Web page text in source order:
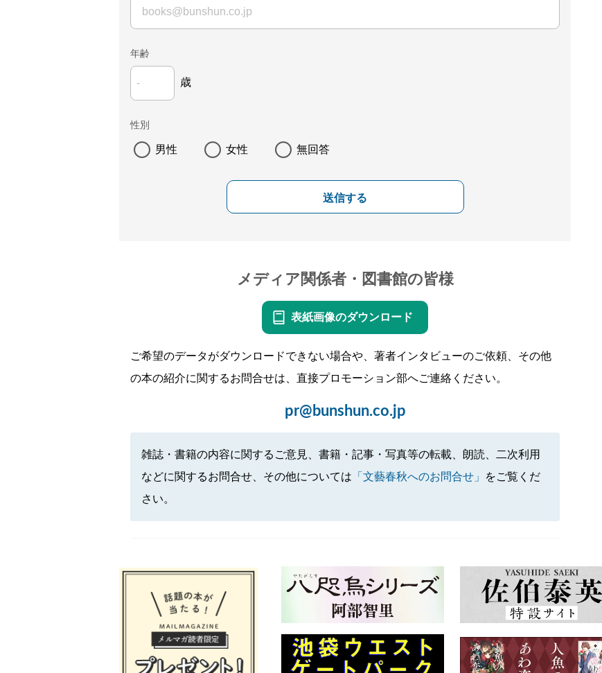
年齢
歳
性別
男性 女性 無回答
送信する
メディア関係者・図書館の皆様
表紙画像のダウンロード
ご希望のデータがダウンロードできない場合や、著者インタビューのご依頼、その他
の本の紹介に関するお問合せは、直接プロモーション部へご連絡ください。
pr@bunshun.co.jp
雑誌・書籍の内容に関するご意見、書籍・記事・写真等の転載、朗読、二次利用
などに関するお問合せ、その他については 「文藝春秋へのお問合せ」
をご覧くだ
さい。